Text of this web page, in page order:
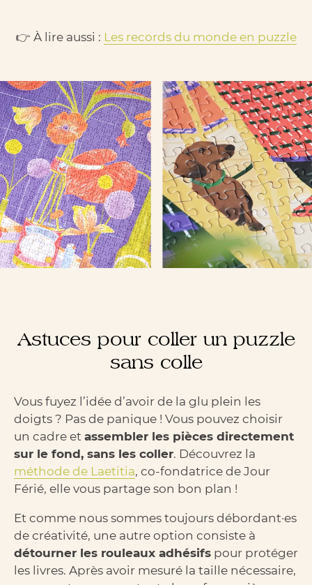
👉 À lire aussi : Les records du monde en puzzle
Astuces pour coller un puzzle
sans colle
Vous fuyez l’idée d’avoir de la glu plein les
doigts ? Pas de panique ! Vous pouvez choisir
un cadre et assembler les pièces directement
sur le fond, sans les coller. Découvrez la
méthode de Laetitia, co-fondatrice de Jour
Férié, elle vous partage son bon plan !
Et comme nous sommes toujours débordant·es
de créativité, une autre option consiste à
détourner les rouleaux adhésifs pour protéger
les livres. Après avoir mesuré la taille nécessaire,